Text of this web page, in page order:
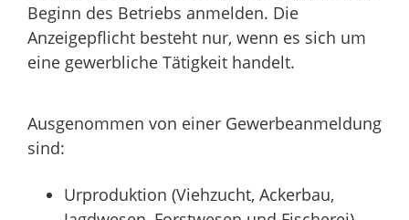
Beginn des Betriebs anmelden. Die
Anzeigepflicht besteht nur, wenn es sich um
eine gewerbliche Tätigkeit handelt.
Ausgenommen von einer Gewerbeanmeldung
sind:
Urproduktion (Viehzucht, Ackerbau,